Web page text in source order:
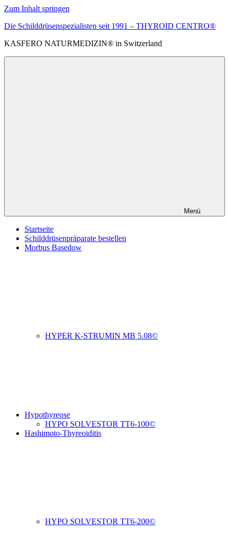
Zum Inhalt springen
Die Schilddrüsenspezialisten seit 1991 – THYROID CENTRO®
KASFERO NATURMEDIZIN® in Switzerland
Menü
Startseite
Schilddrüsenpräparate bestellen
Morbus Basedow
HYPER K-STRUMIN MB 5.08©
Hypothyreose
HYPO SOLVESTOR TT6-100©
Hashimoto-Thyreoiditis
HYPO SOLVESTOR TT6-200©